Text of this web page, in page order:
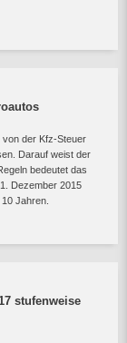
von der Kfz-Steuer
Darauf weist der
bedeutet das
Dezember 2015
Jahren.
stufenweise